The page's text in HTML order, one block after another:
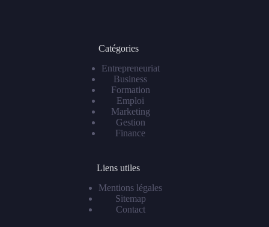
Catégories
Entrepreneuriat
Business
Formation
Emploi
Marketing
Gestion
Finance
Liens utiles
Mentions légales
Sitemap
Contact